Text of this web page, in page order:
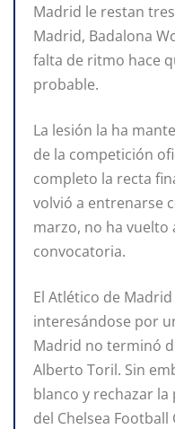
Madrid le restan
Madrid, Badalona
falta de ritmo hace
probable.
La lesión la ha
de la competición
completo la recta
volvió a entrenarse
marzo, no ha vuelto
convocatoria.
El Atlético de
interesándose por
Madrid no terminó
Alberto Toril. Sin
blanco y rechazar
del Chelsea Football